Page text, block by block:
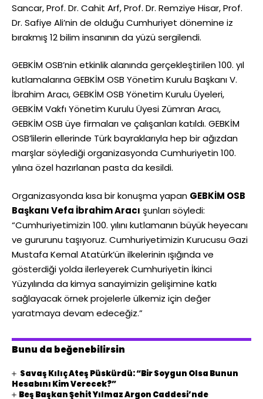
Sancar, Prof. Dr. Cahit Arf, Prof. Dr. Remziye Hisar, Prof.
Dr. Safiye Ali’nin de olduğu Cumhuriyet dönemine iz
bırakmış 12 bilim insanının da yüzü sergilendi.
GEBKİM OSB’nin etkinlik alanında gerçekleştirilen 100. yıl
kutlamalarına GEBKİM OSB Yönetim Kurulu Başkanı V.
İbrahim Aracı, GEBKİM OSB Yönetim Kurulu Üyeleri,
GEBKİM Vakfı Yönetim Kurulu Üyesi Zümran Aracı,
GEBKİM OSB üye firmaları ve çalışanları katıldı. GEBKİM
OSB’lilerin ellerinde Türk bayraklarıyla hep bir ağızdan
marşlar söylediği organizasyonda Cumhuriyetin 100.
yılına özel hazırlanan pasta da kesildi.
Organizasyonda kısa bir konuşma yapan GEBKİM OSB
Başkanı Vefa İbrahim Aracı şunları söyledi:
“Cumhuriyetimizin 100. yılını kutlamanın büyük heyecanı
ve gururunu taşıyoruz. Cumhuriyetimizin Kurucusu Gazi
Mustafa Kemal Atatürk’ün ilkelerinin ışığında ve
gösterdiği yolda ilerleyerek Cumhuriyetin İkinci
Yüzyılında da kimya sanayimizin gelişimine katkı
sağlayacak örnek projelerle ülkemiz için değer
yaratmaya devam edeceğiz.”
Bunu da beğenebilirsin
Savaş Kılıç Ateş Püskürdü: “Bir Soygun Olsa Bunun
Hesabını Kim Verecek?”
Beş Başkan Şehit Yılmaz Argon Caddesi’nde